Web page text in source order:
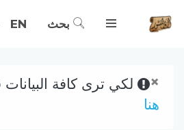
بحث EN
× لكي ترى كافة
هنا